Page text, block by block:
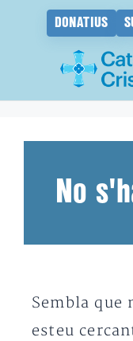
DONATIUS
No
Sembla que
esteu